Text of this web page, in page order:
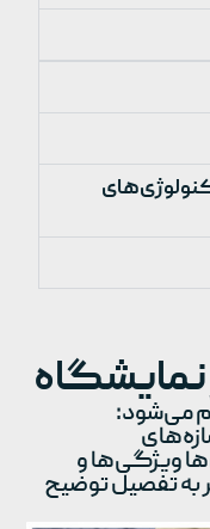
نمایشگاه
می‌شود:
ویژگی‌ها و
به تفصیل توضیح